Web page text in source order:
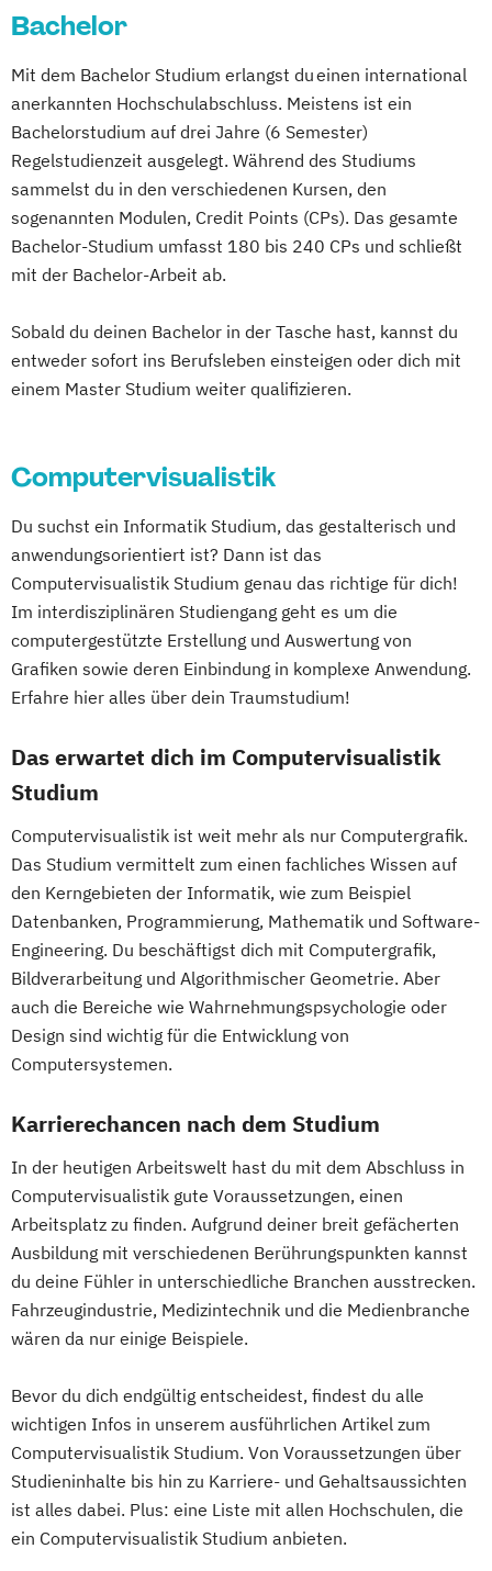
Marketing & Kommunikation
PR & Kommunikationsmanagement
Werbung und Markenführung
Bachelor
Mit dem Bachelor Studium erlangst du einen international
anerkannten Hochschulabschluss. Meistens ist ein
Bachelorstudium auf drei Jahre (6 Semester)
Regelstudienzeit ausgelegt. Während des Studiums
sammelst du in den verschiedenen Kursen, den
sogenannten Modulen, Credit Points (CPs). Das gesamte
Bachelor-Studium umfasst 180 bis 240 CPs und schließt
mit der Bachelor-Arbeit ab.
Sobald du deinen Bachelor in der Tasche hast, kannst du
entweder sofort ins Berufsleben einsteigen oder dich mit
einem Master Studium weiter qualifizieren.
Computervisualistik
Du suchst ein Informatik Studium, das gestalterisch und
anwendungsorientiert ist? Dann ist das
Computervisualistik Studium genau das richtige für dich!
Im interdisziplinären Studiengang geht es um die
computergestützte Erstellung und Auswertung von
Grafiken sowie deren Einbindung in komplexe Anwendung.
Erfahre hier alles über dein Traumstudium!
Das erwartet dich im Computervisualistik
Studium
Computervisualistik ist weit mehr als nur Computergrafik.
Das Studium vermittelt zum einen fachliches Wissen auf
den Kerngebieten der Informatik, wie zum Beispiel
Datenbanken, Programmierung, Mathematik und Software-
Engineering. Du beschäftigst dich mit Computergrafik,
Bildverarbeitung und Algorithmischer Geometrie. Aber
auch die Bereiche wie Wahrnehmungspsychologie oder
Design sind wichtig für die Entwicklung von
Computersystemen.
Karrierechancen nach dem Studium
In der heutigen Arbeitswelt hast du mit dem Abschluss in
Computervisualistik gute Voraussetzungen, einen
Arbeitsplatz zu finden. Aufgrund deiner breit gefächerten
Ausbildung mit verschiedenen Berührungspunkten kannst
du deine Fühler in unterschiedliche Branchen ausstrecken.
Fahrzeugindustrie, Medizintechnik und die Medienbranche
wären da nur einige Beispiele.
Bevor du dich endgültig entscheidest, findest du alle
wichtigen Infos in unserem ausführlichen Artikel zum
Computervisualistik Studium. Von Voraussetzungen über
Studieninhalte bis hin zu Karriere- und Gehaltsaussichten
ist alles dabei. Plus: eine Liste mit allen Hochschulen, die
ein Computervisualistik Studium anbieten.